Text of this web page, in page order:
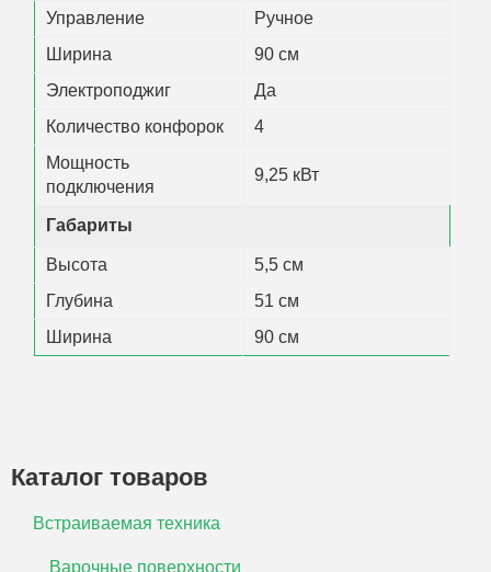
Управление
Ручное
Ширина
90 см
Электроподжиг
Да
Количество конфорок
4
Мощность
подключения
9,25 кВт
Габариты
Высота
5,5 см
Глубина
51 см
Ширина
90 см
Каталог товаров
Встраиваемая техника
Варочные поверхности